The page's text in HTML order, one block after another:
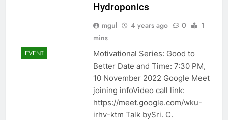
EVENT
Hydroponics
mgul 4 years ago 0
1
mins
Motivational Series: Good to
Better Date and Time: 7:30 PM,
10 November 2022 Google Meet
joining infoVideo call link:
https://meet.google.com/wku-
irhv-ktm Talk bySri. C.